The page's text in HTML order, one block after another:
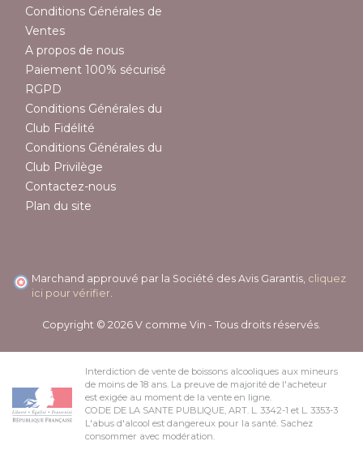
Conditions Générales de
Ventes
A propos de nous
Paiement 100% sécurisé
RGPD
Conditions Générales du
Club Fidélité
Conditions Générales du
Club Privilège
Contactez-nous
Plan du site
Marchand approuvé par la Société des Avis Garantis, cliquez
ici pour vérifier
Copyright © 2026 V comme Vin - Tous droits réservés.
Interdiction de vente de boissons alcooliques aux mineurs
de moins de 18 ans. La preuve de majorité de l'acheteur
est exigée au moment de la vente en ligne.
CODE DE LA SANTE PUBLIQUE, ART. L. 3342-1 et L. 3353-3
L'abus d'alcool est dangereux pour la santé. Sachez
consommer avec modération.